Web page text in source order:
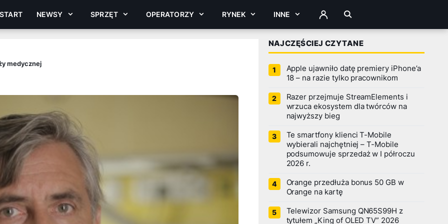
START NEWSY SPRZĘT OPERATORZY RYNEK INNE ZALOGUJ
medycznej
NAJCZĘŚCIEJ CZYTANE
Apple ujawniło datę premiery iPhone’a
18 – na razie tylko pracownikom
Razer przejmuje StreamElements i
wrzuca ekosystem dla twórców na
najwyższy bieg
Te smartfony klienci T-Mobile
wybierali najchętniej – T-Mobile
podsumowuje sprzedaż w I półroczu
2026 r.
Orange przedłuża bonus 50 GB w
Orange na kartę
Telewizor Samsung QN65S99H z
tytułem „King of OLED TV” 2026